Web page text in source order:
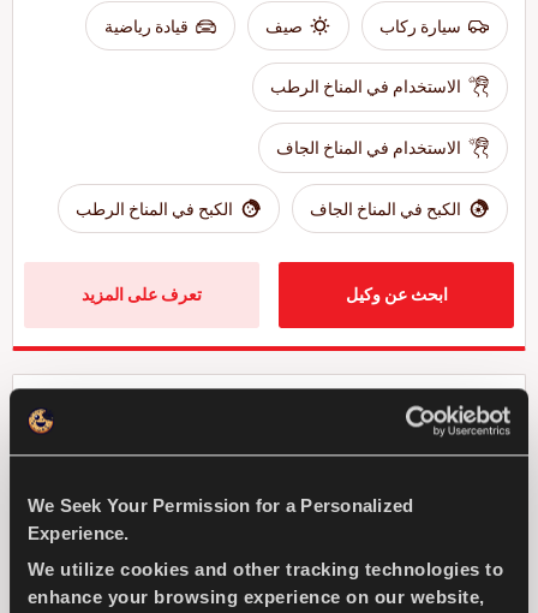
We Seek Your Permission for a Personalized
Experience.
We utilize cookies and other tracking technologies to
enhance your browsing experience on our website,
سيارة ركاب صيف قيادة رياضية
الاستخدام في المناخ الرطب
الاستخدام في المناخ الجاف
الكبح في المناخ الجاف الكبح في المناخ الرطب
ابحث عن وكيل تعرف على المزيد
الاختيار الطبيعي - الاقتصاد في القيادة لسيارات الركوب
المدمجة